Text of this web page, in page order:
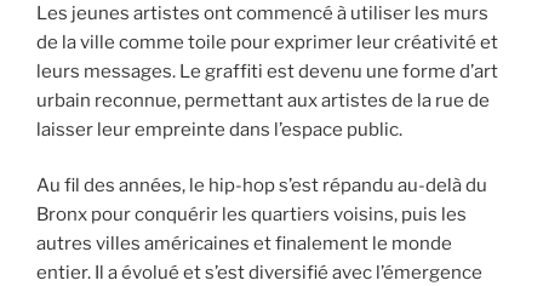
Les jeunes artistes ont commencé à utiliser les murs
de la ville comme toile pour exprimer leur créativité et
leurs messages. Le graffiti est devenu une forme d’art
urbain reconnue, permettant aux artistes de la rue de
laisser leur empreinte dans l’espace public.
Au fil des années, le hip-hop s’est répandu au-delà du
Bronx pour conquérir les quartiers voisins, puis les
autres villes américaines et finalement le monde
entier. Il a évolué et s’est diversifié avec l’émergence